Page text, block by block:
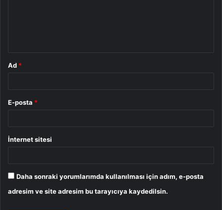
Ad *
E-posta *
İnternet sitesi
Daha sonraki yorumlarımda kullanılması için adım, e-posta
adresim ve site adresim bu tarayıcıya kaydedilsin.